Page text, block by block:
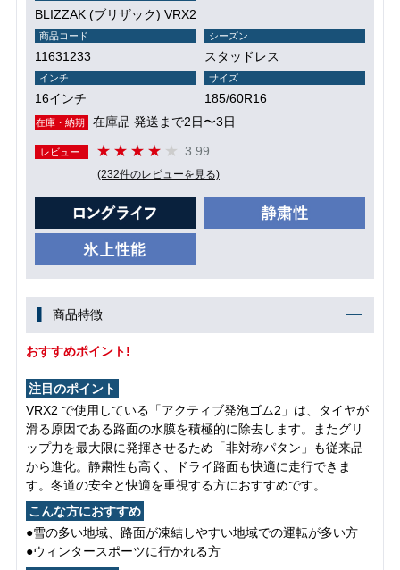
BLIZZAK (ブリザック) VRX2
商品コード
11631233
シーズン
スタッドレス
インチ
16インチ
サイズ
185/60R16
在庫・納期 在庫品 発送まで2日〜3日
レビュー 3.99
(232件のレビューを見る)
商品特徴
おすすめポイント!
注目のポイント
VRX2 で使用している「アクティブ発泡ゴム2」は、タイヤが
滑る原因である路面の水膜を積極的に除去します。またグリ
ップ力を最大限に発揮させるため「非対称パタン」も従来品
から進化。静粛性も高く、ドライ路面も快適に走行できま
す。冬道の安全と快適を重視する方におすすめです。
こんな方におすすめ
●雪の多い地域、路面が凍結しやすい地域での運転が多い方
●ウィンタースポーツに行かれる方